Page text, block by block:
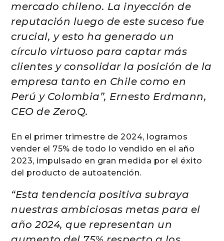
mercado chileno. La inyección de
reputación luego de este suceso fue
crucial, y esto ha generado un
círculo virtuoso para captar más
clientes y consolidar la posición de la
empresa tanto en Chile como en
Perú y Colombia”, Ernesto Erdmann,
CEO de ZeroQ.
En el primer trimestre de 2024, logramos
vender el 75% de todo lo vendido en el año
2023, impulsado en gran medida por el éxito
del producto de autoatención.
“Esta tendencia positiva subraya
nuestras ambiciosas metas para el
año 2024, que representan un